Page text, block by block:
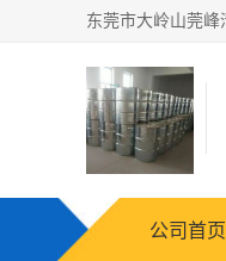
公司首页